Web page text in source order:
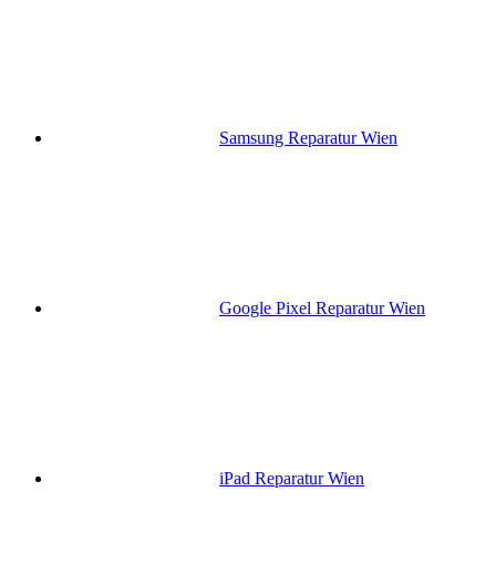
Samsung Reparatur Wien
Google Pixel Reparatur Wien
iPad Reparatur Wien